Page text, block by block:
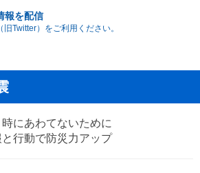
報を配信
Twitter）をご利用ください。
にあわてないために
行動で防災力アップ